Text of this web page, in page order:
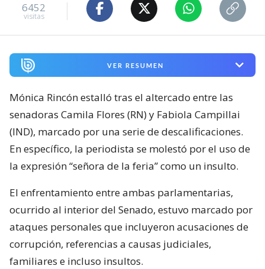
6452
visitas
VER RESUMEN
Mónica Rincón estalló tras el altercado entre las
senadoras Camila Flores (RN) y Fabiola Campillai
(IND), marcado por una serie de descalificaciones.
En específico, la periodista se molestó por el uso de
la expresión “señora de la feria” como un insulto.
El enfrentamiento entre ambas parlamentarias,
ocurrido al interior del Senado, estuvo marcado por
ataques personales que incluyeron acusaciones de
corrupción, referencias a causas judiciales,
familiares e incluso insultos.